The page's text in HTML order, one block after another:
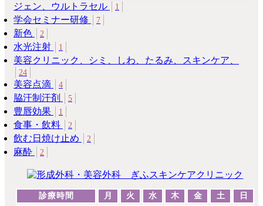
ジェン、ウルトラセル
1
学会セミナー研修 7
新色 2
水光注射 1
美容クリニック、シミ、しわ、たるみ、スキンケア、
24
美容点滴 4
脇汗制汗剤 5
豊唇効果 1
食事・飲料 2
飲む日焼け止め 2
麻酔 2
診療時間 月 火 水 木 金 土 日